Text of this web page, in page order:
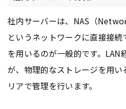
社内サーバーは、NAS（
というネットワークに直接接
を用いるのが一般的です。LAN
が、物理的なストレージを用
リアで管理を行います。